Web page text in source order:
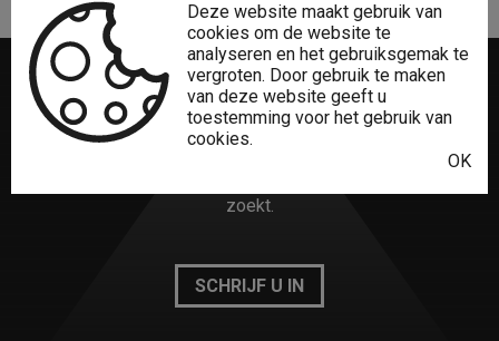
Niet gevondenwat u zocht?
zoekt.
SCHRIJF U IN
Deze website maakt gebruik van
cookies om de website te
analyseren en het gebruiksgemak te
vergroten. Door gebruik te maken
van deze website geeft u
toestemming voor het gebruik van
cookies.
OK